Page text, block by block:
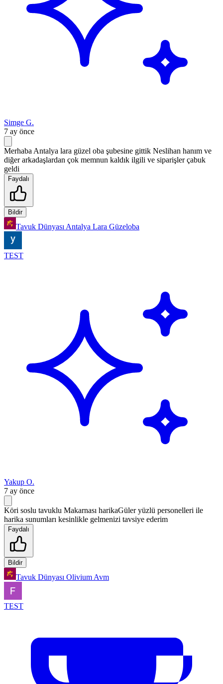
Simge G.
7 ay önce
Merhaba Antalya lara güzel oba şubesine gittik Neslihan hanım ve
diğer arkadaşlardan çok memnun kaldık ilgili ve siparişler çabuk
geldi
Faydalı
Bildir
Tavuk Dünyası Antalya Lara Güzeloba
TEST
Yakup O.
7 ay önce
Köri soslu tavuklu Makarnası harikaGüler yüzlü personelleri ile
harika sunumları kesinlikle gelmenizi tavsiye ederim
Faydalı
Bildir
Tavuk Dünyası Olivium Avm
TEST